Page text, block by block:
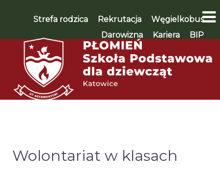
Strefa rodzica Rekrutacja
Węgielkobus
Darowizna
Kariera BIP
WSPIERAM 🡪
Wolontariat w klasach